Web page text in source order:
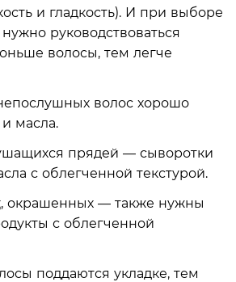
и гладкость). И при выборе
руководствоваться
волосы, тем легче
волос хорошо
масла.
прядей — сыворотки
с облегченной текстурой.
, окрашенных — также нужны
с облегченной
поддаются укладке, тем